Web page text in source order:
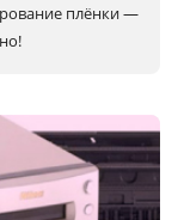
плёнки —